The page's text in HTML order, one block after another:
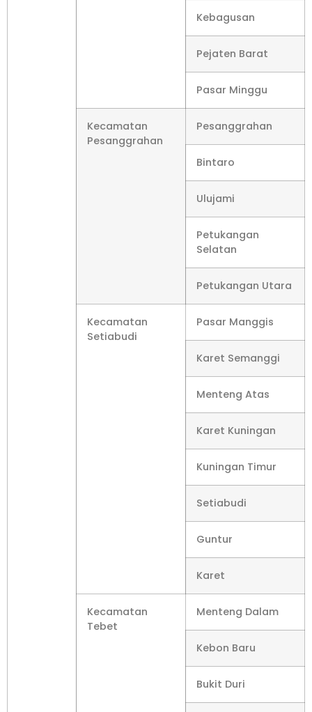
Kebagusan
Pejaten Barat
Pasar Minggu
Kecamatan
Pesanggrahan
Pesanggrahan
Bintaro
Ulujami
Petukangan
Selatan
Petukangan Utara
Kecamatan
Setiabudi
Pasar Manggis
Karet Semanggi
Menteng Atas
Karet Kuningan
Kuningan Timur
Setiabudi
Guntur
Karet
Kecamatan
Tebet
Menteng Dalam
Kebon Baru
Bukit Duri